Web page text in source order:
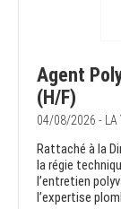
Agent
(H/F)
04/08/2026 - LA
Rattaché à la
la régie
l’entretien
l’expertise